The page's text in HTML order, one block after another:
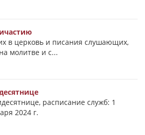
в церковь и писания слушающих,
молитве и с...
расписание служб: 1
2024 г.